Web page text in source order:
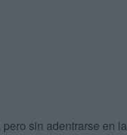
sin adentrarse en la